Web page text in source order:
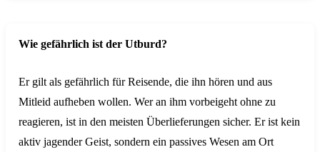
Wie gefährlich ist der Utburd?
Er gilt als gefährlich für Reisende, die ihn hören und aus
Mitleid aufheben wollen. Wer an ihm vorbeigeht ohne zu
reagieren, ist in den meisten Überlieferungen sicher. Er ist kein
aktiv jagender Geist, sondern ein passives Wesen am Ort